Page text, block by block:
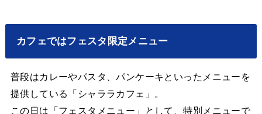
カフェではフェスタ限定メニュー
普段はカレーやパスタ、パンケーキといったメニューを
提供している「シャララカフェ」。
この日は「フェスタメニュー」として、特別メニューで